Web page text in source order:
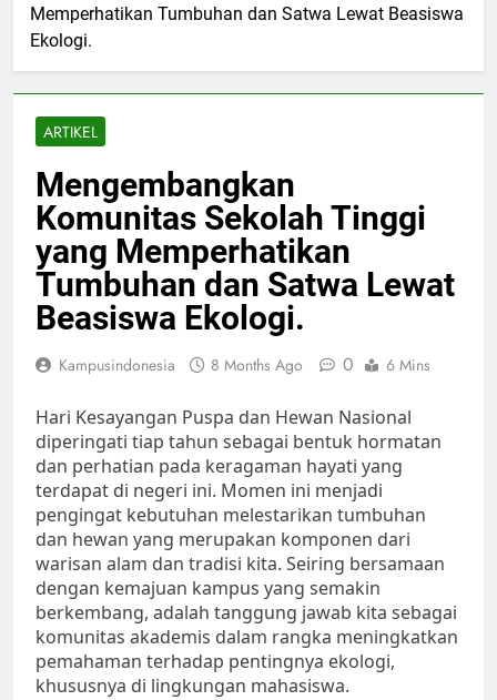
Memperhatikan Tumbuhan dan Satwa Lewat Beasiswa
Ekologi.
ARTIKEL
Mengembangkan
Komunitas Sekolah Tinggi
yang Memperhatikan
Tumbuhan dan Satwa Lewat
Beasiswa Ekologi.
Kampusindonesia 8 Months Ago 0 6 Mins
Hari Kesayangan Puspa dan Hewan Nasional
diperingati tiap tahun sebagai bentuk hormatan
dan perhatian pada keragaman hayati yang
terdapat di negeri ini. Momen ini menjadi
pengingat kebutuhan melestarikan tumbuhan
dan hewan yang merupakan komponen dari
warisan alam dan tradisi kita. Seiring bersamaan
dengan kemajuan kampus yang semakin
berkembang, adalah tanggung jawab kita sebagai
komunitas akademis dalam rangka meningkatkan
pemahaman terhadap pentingnya ekologi,
khususnya di lingkungan mahasiswa.